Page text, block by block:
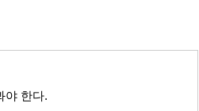
야 한다.